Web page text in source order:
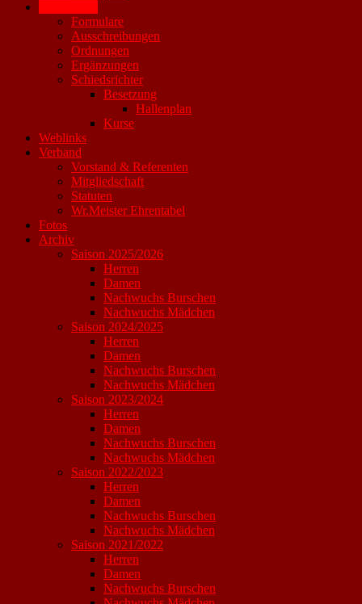
Formulare
Ausschreibungen
Ordnungen
Ergänzungen
Schiedsrichter
Besetzung
Hallenplan
Kurse
Weblinks
Verband
Vorstand & Referenten
Mitgliedschaft
Statuten
Wr.Meister Ehrentabel
Fotos
Archiv
Saison 2025/2026
Herren
Damen
Nachwuchs Burschen
Nachwuchs Mädchen
Saison 2024/2025
Herren
Damen
Nachwuchs Burschen
Nachwuchs Mädchen
Saison 2023/2024
Herren
Damen
Nachwuchs Burschen
Nachwuchs Mädchen
Saison 2022/2023
Herren
Damen
Nachwuchs Burschen
Nachwuchs Mädchen
Saison 2021/2022
Herren
Damen
Nachwuchs Burschen